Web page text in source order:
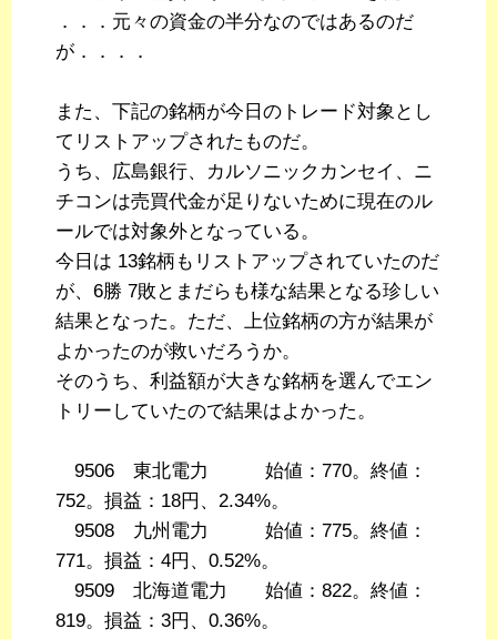
．．．元々の資金の半分なのではあるのだ
が．．．．
また、下記の銘柄が今日のトレード対象とし
てリストアップされたものだ。
うち、広島銀行、カルソニックカンセイ、ニ
チコンは売買代金が足りないために現在のル
ールでは対象外となっている。
今日は 13銘柄もリストアップされていたのだ
が、6勝 7敗とまだらも様な結果となる珍しい
結果となった。ただ、上位銘柄の方が結果が
よかったのが救いだろうか。
そのうち、利益額が大きな銘柄を選んでエン
トリーしていたので結果はよかった。
9506 東北電力 始値：770。終値：
752。損益：18円、2.34%。
9508 九州電力 始値：775。終値：
771。損益：4円、0.52%。
9509 北海道電力 始値：822。終値：
819。損益：3円、0.36%。